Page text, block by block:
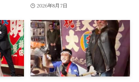
2026年8月7日